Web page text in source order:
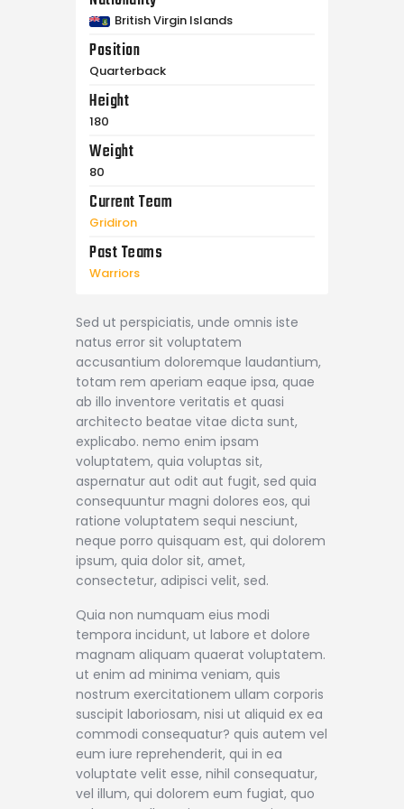
British Virgin Islands
Position
Quarterback
Height
180
Weight
80
Current Team
Gridiron
Past Teams
Warriors
Sed ut perspiciatis, unde omnis iste
natus error sit voluptatem
accusantium doloremque laudantium,
totam rem aperiam eaque ipsa, quae
ab illo inventore veritatis et quasi
architecto beatae vitae dicta sunt,
explicabo. nemo enim ipsam
voluptatem, quia voluptas sit,
aspernatur aut odit aut fugit, sed quia
consequuntur magni dolores eos, qui
ratione voluptatem sequi nesciunt,
neque porro quisquam est, qui dolorem
ipsum, quia dolor sit, amet,
consectetur, adipisci velit, sed.
Quia non numquam eius modi
tempora incidunt, ut labore et dolore
magnam aliquam quaerat voluptatem.
ut enim ad minima veniam, quis
nostrum exercitationem ullam corporis
suscipit laboriosam, nisi ut aliquid ex ea
commodi consequatur? quis autem vel
eum iure reprehenderit, qui in ea
voluptate velit esse, nihil consequatur,
vel illum, qui dolorem eum fugiat, quo